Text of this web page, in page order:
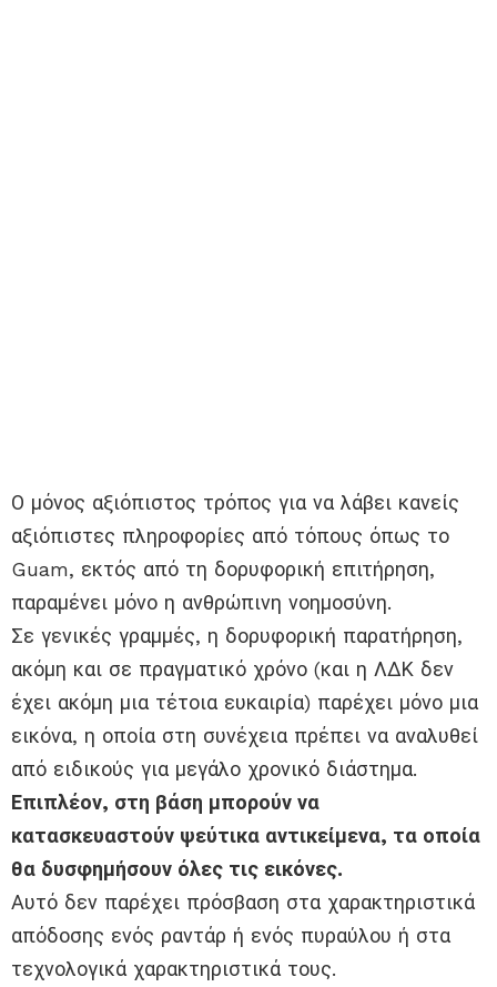
Ο μόνος αξιόπιστος τρόπος για να λάβει κανείς
αξιόπιστες πληροφορίες από τόπους όπως το
Guam, εκτός από τη δορυφορική επιτήρηση,
παραμένει μόνο η ανθρώπινη νοημοσύνη.
Σε γενικές γραμμές, η δορυφορική παρατήρηση,
ακόμη και σε πραγματικό χρόνο (και η ΛΔΚ δεν
έχει ακόμη μια τέτοια ευκαιρία) παρέχει μόνο μια
εικόνα, η οποία στη συνέχεια πρέπει να αναλυθεί
από ειδικούς για μεγάλο χρονικό διάστημα.
Επιπλέον, στη βάση μπορούν να
κατασκευαστούν ψεύτικα αντικείμενα, τα οποία
θα δυσφημήσουν όλες τις εικόνες.
Αυτό δεν παρέχει πρόσβαση στα χαρακτηριστικά
απόδοσης ενός ραντάρ ή ενός πυραύλου ή στα
τεχνολογικά χαρακτηριστικά τους.